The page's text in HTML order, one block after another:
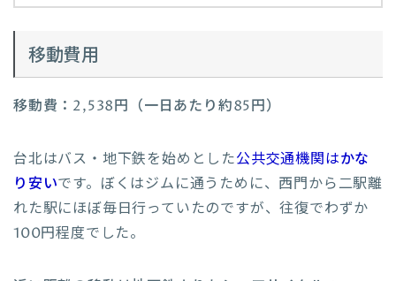
移動費用
移動費：2,538円（一日あたり約85円）
台北はバス・地下鉄を始めとした公共交通機関はかな
り安いです。ぼくはジムに通うために、西門から二駅離
れた駅にほぼ毎日行っていたのですが、往復でわずか
100円程度でした。